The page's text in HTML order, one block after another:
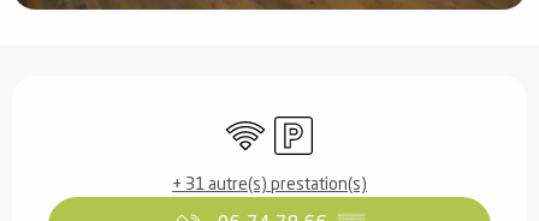
WiFi Parking
+ 31 autre(s) prestation(s)